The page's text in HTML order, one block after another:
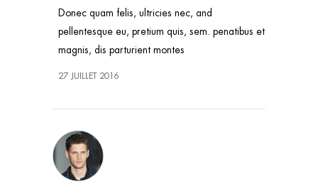
Donec quam felis, ultricies nec, and
pellentesque eu, pretium quis, sem. penatibus et
magnis, dis parturient montes
27 JUILLET 2016